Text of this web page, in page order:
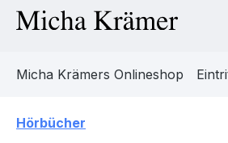
Hauptinhalt springen
Zur Suche springen
Zur Hauptnavigation springen
Micha Krämers Onlineshop
Hörbücher